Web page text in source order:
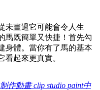
未畫過它可能會令人生
馬既簡單又快捷！首先勾
身體。當你有了馬的基本
看起來更真實。